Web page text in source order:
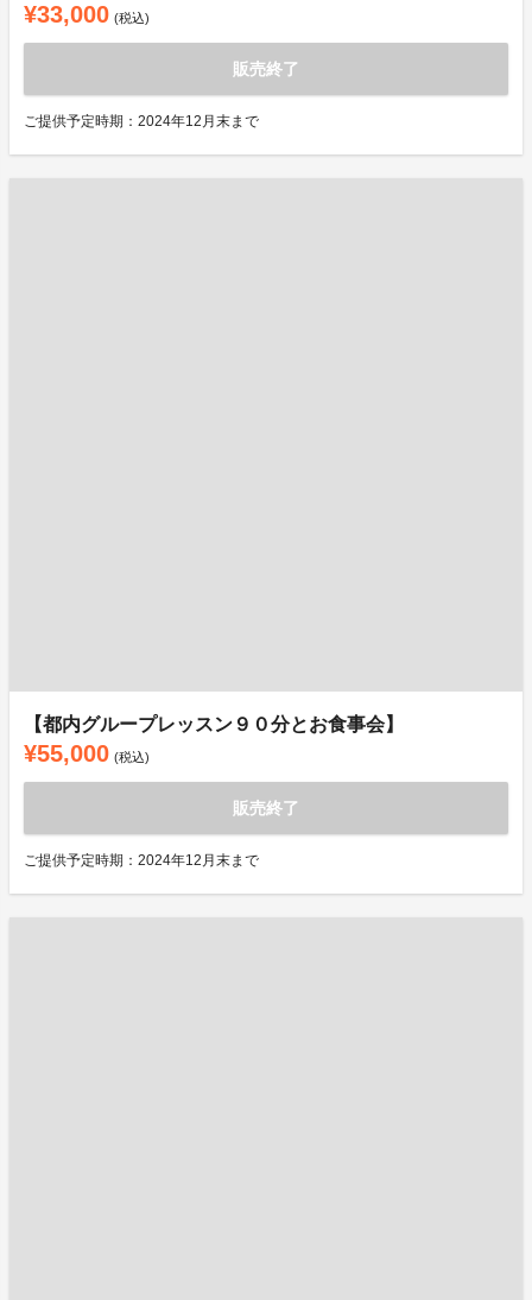
¥33,000 (税込)
販売終了
ご提供予定時期：2024年12月末まで
【都内グループレッスン９０分とお食事会】
¥55,000 (税込)
販売終了
ご提供予定時期：2024年12月末まで